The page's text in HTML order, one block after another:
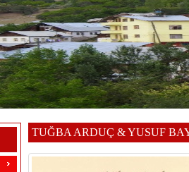
TUĞBA ARDUÇ & YUSUF